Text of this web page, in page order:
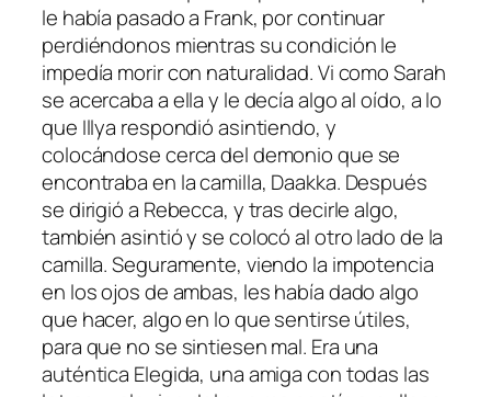
le había pasado a Frank, por continuar
perdiéndonos mientras su condición le
impedía morir con naturalidad. Vi como Sarah
se acercaba a ella y le decía algo al oído, a lo
que Illya respondió asintiendo, y
colocándose cerca del demonio que se
encontraba en la camilla, Daakka. Después
se dirigió a Rebecca, y tras decirle algo,
también asintió y se colocó al otro lado de la
camilla. Seguramente, viendo la impotencia
en los ojos de ambas, les había dado algo
que hacer, algo en lo que sentirse útiles,
para que no se sintiesen mal. Era una
auténtica Elegida, una amiga con todas las